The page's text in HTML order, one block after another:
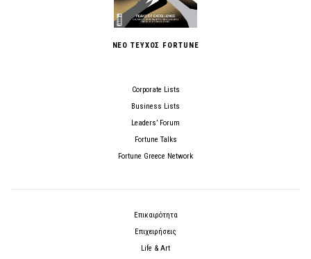
ΝΕΟ ΤΕΥΧΟΣ FORTUNE
Corporate Lists
Business Lists
Leaders’ Forum
Fortune Talks
Fortune Greece Network
Επικαιρότητα
Επιχειρήσεις
Life & Art